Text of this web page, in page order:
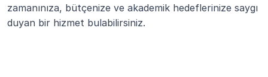
zamanınıza, bütçenize ve akademik hedeflerinize saygı
duyan bir hizmet bulabilirsiniz.